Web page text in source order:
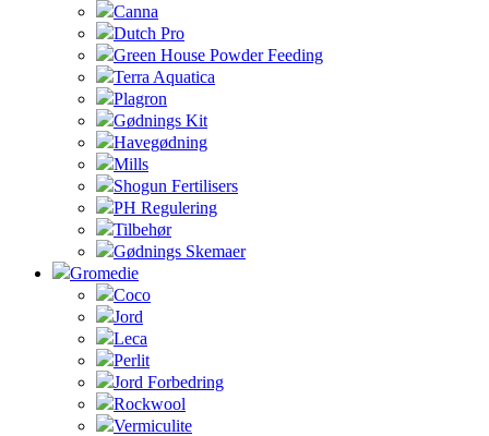
Canna
Dutch Pro
Green House Powder Feeding
Terra Aquatica
Plagron
Gødnings Kit
Havegødning
Mills
Shogun Fertilisers
PH Regulering
Tilbehør
Gødnings Skemaer
Gromedie
Coco
Jord
Leca
Perlit
Jord Forbedring
Rockwool
Vermiculite